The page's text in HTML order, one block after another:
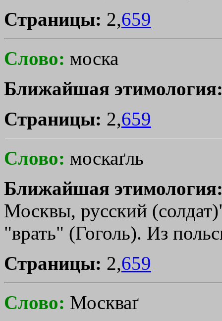
Страницы: 2,659
Слово: моска
Ближайшая
Страницы: 2,659
Слово: москаґль
Ближайшая
Москвы, русский
"врать" (Гоголь). Из
Страницы: 2,659
Слово: Москваґ